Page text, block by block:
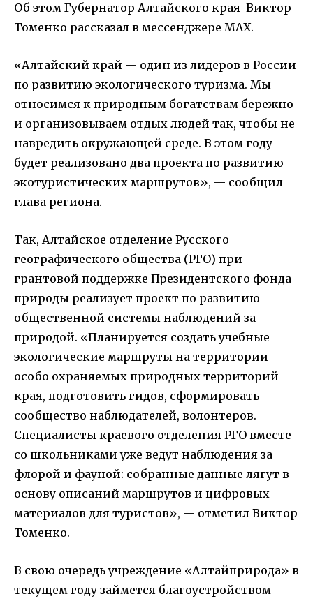
Об этом Губернатор Алтайского края Виктор
Томенко рассказал в мессенджере МАХ.
«Алтайский край — один из лидеров в России
по развитию экологического туризма. Мы
относимся к природным богатствам бережно
и организовываем отдых людей так, чтобы не
навредить окружающей среде. В этом году
будет реализовано два проекта по развитию
экотуристических маршрутов», — сообщил
глава региона.
Так, Алтайское отделение Русского
географического общества (РГО) при
грантовой поддержке Президентского фонда
природы реализует проект по развитию
общественной системы наблюдений за
природой. «Планируется создать учебные
экологические маршруты на территории
особо охраняемых природных территорий
края, подготовить гидов, сформировать
сообщество наблюдателей, волонтеров.
Специалисты краевого отделения РГО вместе
со школьниками уже ведут наблюдения за
флорой и фауной: собранные данные лягут в
основу описаний маршрутов и цифровых
материалов для туристов», — отметил Виктор
Томенко.
В свою очередь учреждение «Алтайприрода» в
текущем году займется благоустройством